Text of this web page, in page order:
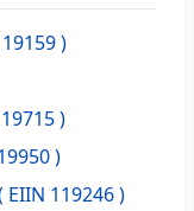
)
)
)
EIIN 119246 )